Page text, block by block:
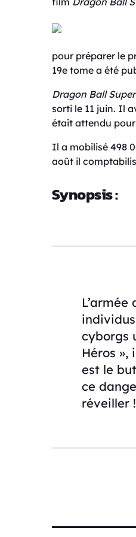
pour préparer le
19e tome a été
Dragon Ball
sorti le 11 juin. Il
était attendu pour
Il a mobilisé 498
août il
Synopsis :
cyborgs
Héros »,
est le
ce
réveiller !